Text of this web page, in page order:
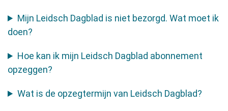
Mijn Leidsch Dagblad is niet bezorgd. Wat moet ik
doen?
Hoe kan ik mijn Leidsch Dagblad abonnement
opzeggen?
Wat is de opzegtermijn van Leidsch Dagblad?